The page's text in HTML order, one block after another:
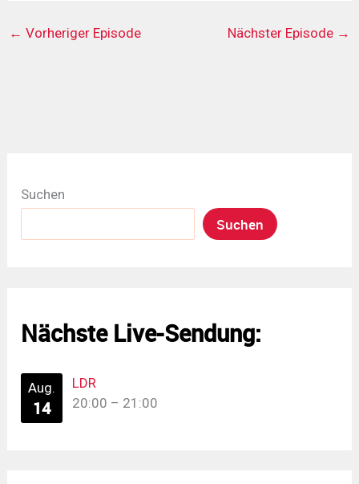
← Vorheriger Episode Nächster Episode →
Suchen
Suchen
Nächste Live-Sendung:
Aug.
14
LDR
20:00 – 21:00